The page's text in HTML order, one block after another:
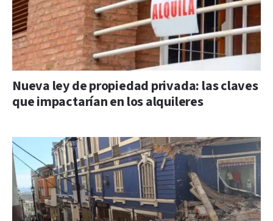
Nueva ley de propiedad privada: las claves
que impactarían en los alquileres